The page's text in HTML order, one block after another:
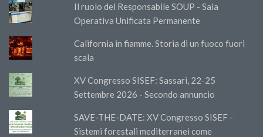
Il ruolo del Responsabile SOUP - Sala
Operativa Unificata Permanente
California in fiamme. Storia di un fuoco fuori
scala
XV Congresso SISEF: Sassari, 22-25
Settembre 2026 - Secondo annuncio
SAVE-THE-DATE: XV Congresso SISEF -
Sistemi forestali mediterranei come